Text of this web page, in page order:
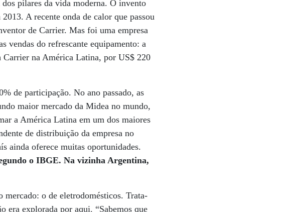
pilares da vida moderna. O invento
A recente onda de calor que passou
de Carrier. Mas foi uma empresa
vendas do refrescante equipamento: a
Carrier na América Latina, por US$ 220
de participação. No ano passado, as
maior mercado da Midea no mundo,
a América Latina em um dos maiores
de distribuição da empresa no
ainda oferece muitas oportunidades.
o IBGE.Na vizinha Argentina,
mercado: o de eletrodomésticos. Trata-
era explorada por aqui. “Sabemos que